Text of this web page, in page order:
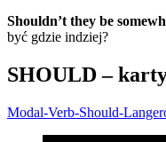
Shouldn’t they be
być gdzie indziej?
SHOULD –
Modal-Verb-Should-